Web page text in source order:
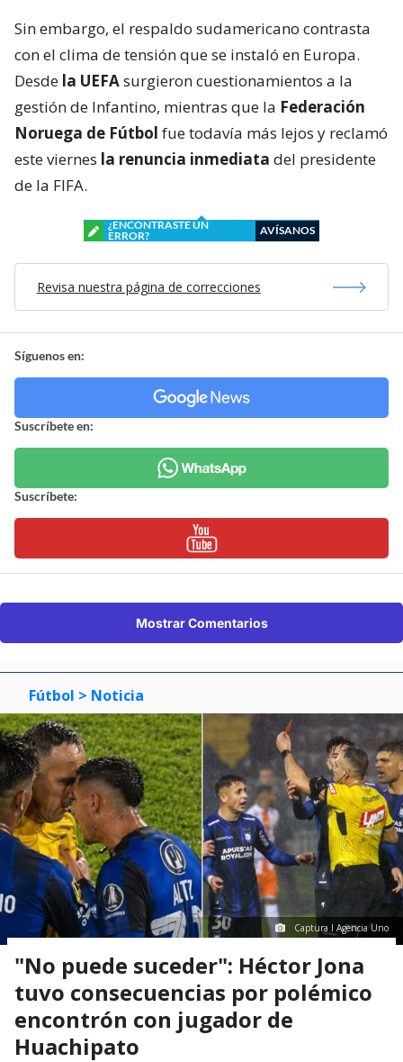
Sin embargo, el respaldo sudamericano contrasta
con el clima de tensión que se instaló en Europa.
Desde la UEFAsurgieron cuestionamientos a la
gestión de Infantino, mientras que la Federación
Noruega de Fútbol fue todavía más lejos y reclamó
este viernes la renuncia inmediata del presidente
de la FIFA.
¿ENCONTRASTE UN
ERROR?
AVÍSANOS
Revisa nuestra página de correcciones
Síguenos en:
Suscríbete en:
Suscríbete:
Mostrar Comentarios
Fútbol > Noticia
Captura I Agencia Uno
"No puede suceder": Héctor Jona
tuvo consecuencias por polémico
encontrón con jugador de
Huachipato